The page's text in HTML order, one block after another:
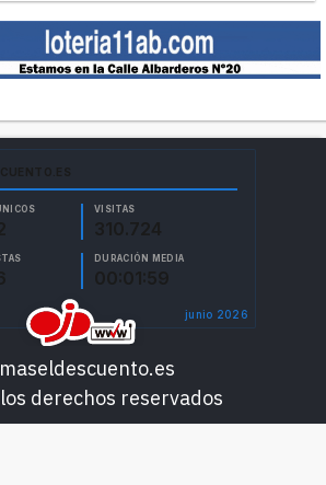
derechos reservados